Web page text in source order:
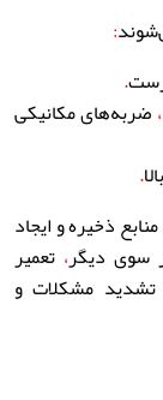
:
.
،ضربه‌های مکانیکی
.
ذخیره و ایجاد
سوی دیگر، تعمیر
تشدید مشکلات و